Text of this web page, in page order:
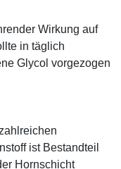
Wirkung auf
in täglich
Glycol vorgezogen
ist Bestandteil
Hornschicht